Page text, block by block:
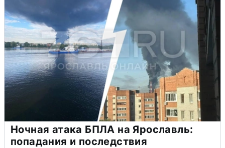
Ночная атака БПЛА на Ярославль:
попадания и последствия